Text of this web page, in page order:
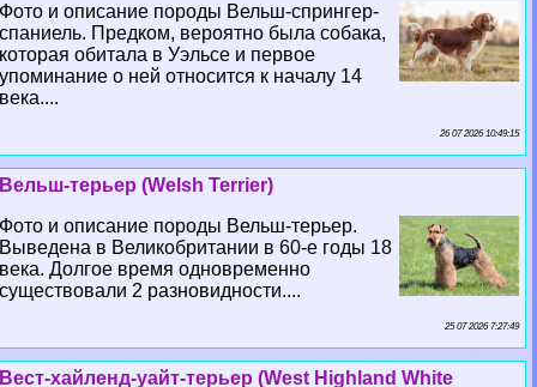
Фото и описание породы Вельш-спрингер-
спаниель. Предком, вероятно была собака,
которая обитала в Уэльсе и первое
упоминание о ней относится к началу 14
века....
26 07 2026 10:49:15
Вельш-терьер (Welsh Terrier)
Фото и описание породы Вельш-терьер.
Выведена в Великобритании в 60-е годы 18
века. Долгое время одновременно
существовали 2 разновидности....
25 07 2026 7:27:49
Вест-хайленд-уайт-терьер (West Highland White